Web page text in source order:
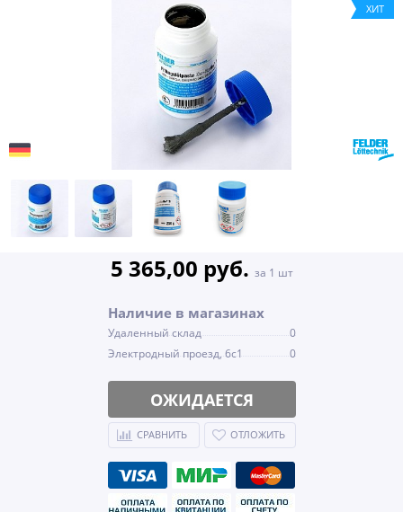
ХИТ
5 365,00 руб. за 1 шт
Наличие в магазинах
Удаленный склад
0
Электродный проезд, 6с1
0
ОЖИДАЕТСЯ
СРАВНИТЬ ОТЛОЖИТЬ